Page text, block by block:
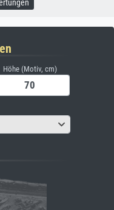
Höhe (Motiv, cm)